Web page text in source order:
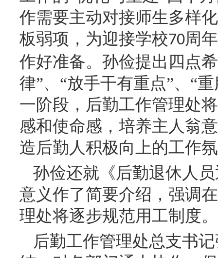
作需要主动对接师生多样
板弱项， 为迎接学校70周
作好准备。孙俭提出四点
律”、“放手干有重点”、“
一阶段，后勤工作管理处
感和使命感，培养主人翁
造后勤人积极向上的工作
孙俭还就《后勤退休人
意义作了简要介绍，强调
理处将逐步规范用工制度。
后勤工作管理处总支书